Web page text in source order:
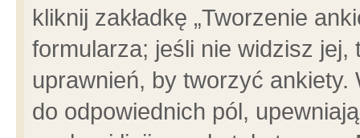
kliknij zakładkę „Tworzenie
formularza; jeśli nie widzisz
uprawnień, by tworzyć ankiety.
do odpowiednich pól,